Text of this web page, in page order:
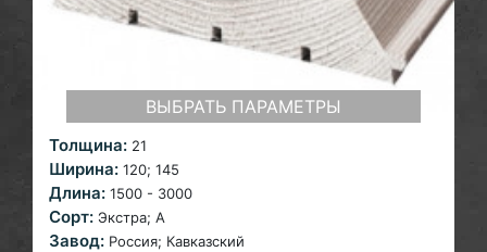
ВЫБРАТЬ ПАРАМЕТРЫ
Толщина: 21
Ширина: 120; 145
Длина: 1500 - 3000
Сорт: Экстра; A
Завод: Россия; Кавказский